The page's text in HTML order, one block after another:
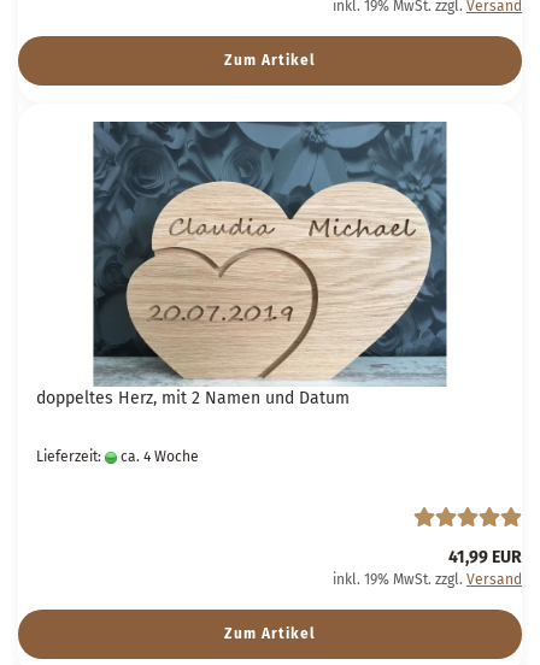
inkl. 19% MwSt. zzgl. Versand
Zum Artikel
doppeltes Herz, mit 2 Namen und Datum
Lieferzeit: ca. 4 Woche
41,99 EUR
inkl. 19% MwSt. zzgl. Versand
Zum Artikel